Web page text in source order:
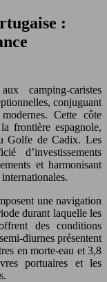
:
camping-caristes
conjuguant
Cette côte
frontière espagnole,
Golfe de Cadix. Les
d’investissements
et harmonisant
une navigation
durant laquelle les
des conditions
diurnes présentent
en morte-eau et 3,8
portuaires et les